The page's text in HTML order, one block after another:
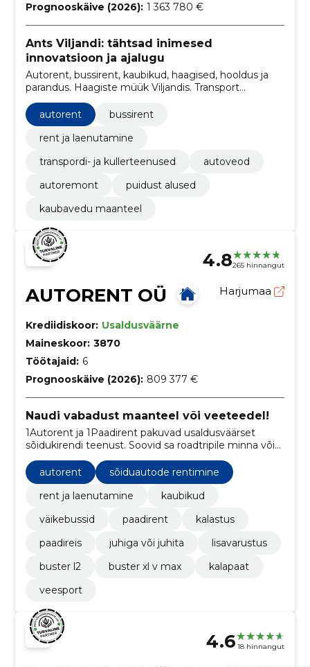
Prognooskäive (2026): 1 363 780 €
Ants Viljandi: tähtsad inimesed
innovatsioon ja ajalugu
Autorent, bussirent, kaubikud, haagised, hooldus ja
parandus. Haagiste müük Viljandis. Transport
maanteel peamine suund Eesti-Soome-Viljandi.
autorent
bussirent
rent ja laenutamine
transpordi- ja kullerteenused
autoveod
autoremont
puidust alused
kaubavedu maanteel
4.8265 hinnangut
AUTORENT OÜ Harjumaa
Krediidiskoor: Usaldusväärne
Maineskoor: 3870
Töötajaid: 6
Prognooskäive (2026): 809 377 €
Naudi vabadust maanteel või veeteedel!
1Autorent ja 1Paadirent pakuvad usaldusväärset
sõidukirendi teenust. Soovid sa roadtripile minna või
hoopis sõpradega kala püüdma - meil on sulle selleks
õiged vahendid!
autorent
sõiduautode rentimine
rent ja laenutamine
kaubikud
väikebussid
paadirent
kalastus
paadireis
juhiga või juhita
lisavarustus
buster l2
buster xl v max
kalapaat
veesport
4.6 18 hinnangut